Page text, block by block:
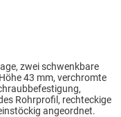
zwei schwenkbare
43 mm, verchromte
Rohrprofil, rechteckige
angeordnet.